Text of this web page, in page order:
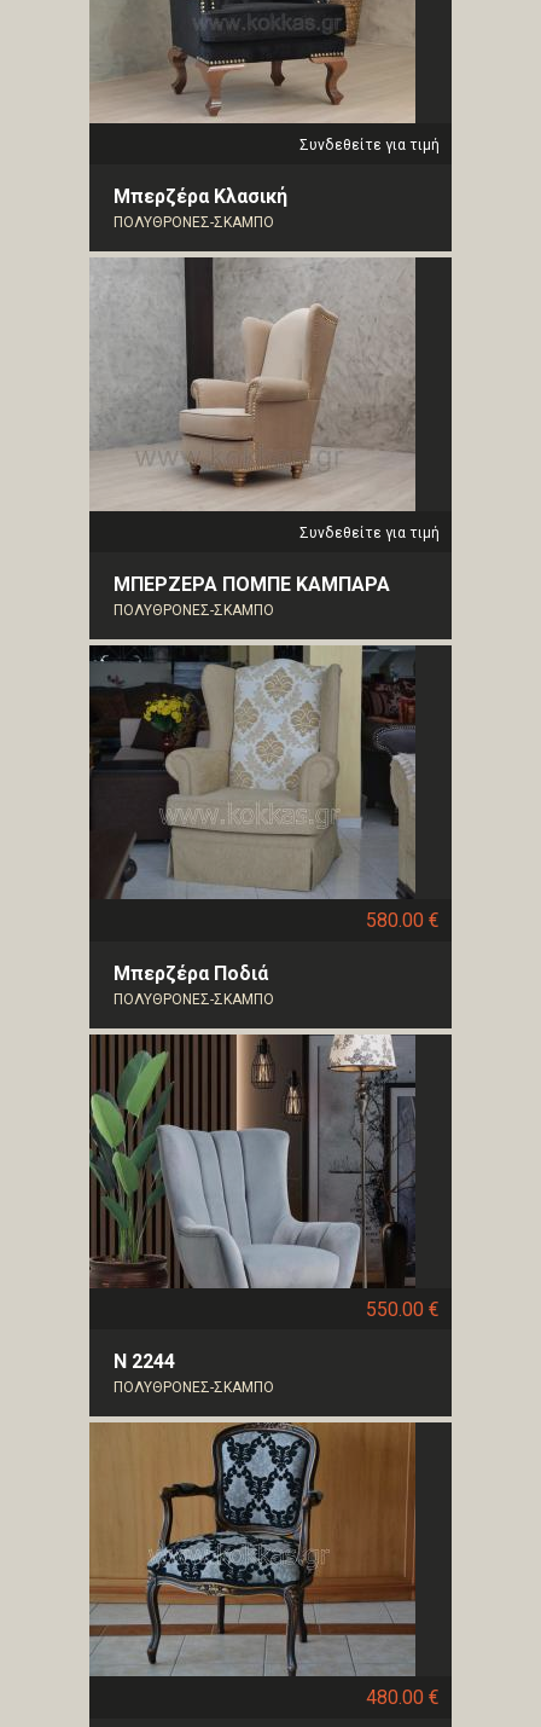
Συνδεθείτε για τιμή
Μπερζέρα Κλασική
ΠΟΛΥΘΡΟΝΕΣ-ΣΚΑΜΠΟ
Συνδεθείτε για τιμή
ΜΠΕΡΖΕΡΑ ΠΟΜΠΕ ΚΑΜΠΑΡΑ
ΠΟΛΥΘΡΟΝΕΣ-ΣΚΑΜΠΟ
580.00 €
Μπερζέρα Ποδιά
ΠΟΛΥΘΡΟΝΕΣ-ΣΚΑΜΠΟ
550.00 €
Ν 2244
ΠΟΛΥΘΡΟΝΕΣ-ΣΚΑΜΠΟ
480.00 €